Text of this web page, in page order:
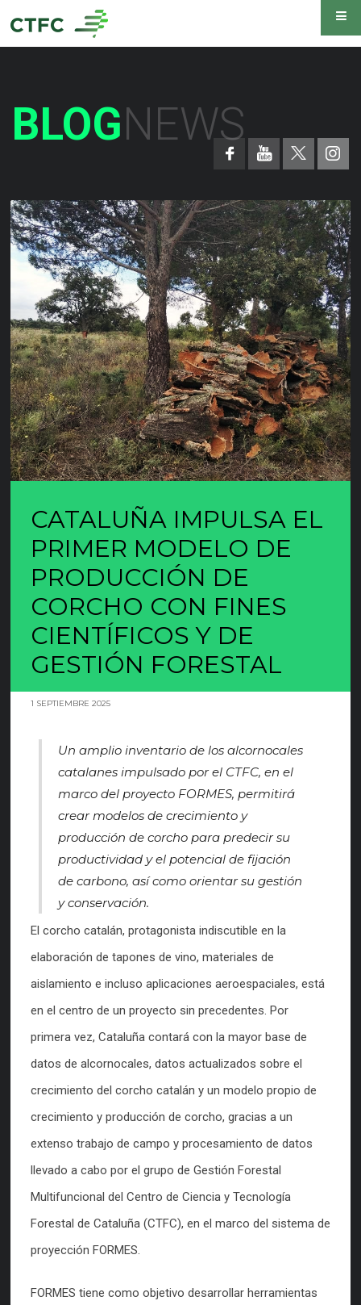
BLOGNEWS
CATALUÑA IMPULSA EL
PRIMER MODELO DE
PRODUCCIÓN DE
CORCHO CON FINES
CIENTÍFICOS Y DE
GESTIÓN FORESTAL
1 SEPTIEMBRE 2025
Un amplio inventario de los alcornocales
catalanes impulsado por el CTFC, en el
marco del proyecto FORMES, permitirá
crear modelos de crecimiento y
producción de corcho para predecir su
productividad y el potencial de fijación
de carbono, así como orientar su gestión
y conservación.
El corcho catalán, protagonista indiscutible en la
elaboración de tapones de vino, materiales de
aislamiento e incluso aplicaciones aeroespaciales, está
en el centro de un proyecto sin precedentes. Por
primera vez, Cataluña contará con la mayor base de
datos de alcornocales, datos actualizados sobre el
crecimiento del corcho catalán y un modelo propio de
crecimiento y producción de corcho, gracias a un
extenso trabajo de campo y procesamiento de datos
llevado a cabo por el grupo de Gestión Forestal
Multifuncional del Centro de Ciencia y Tecnología
Forestal de Cataluña (CTFC), en el marco del sistema de
proyección FORMES.
FORMES tiene como objetivo desarrollar herramientas